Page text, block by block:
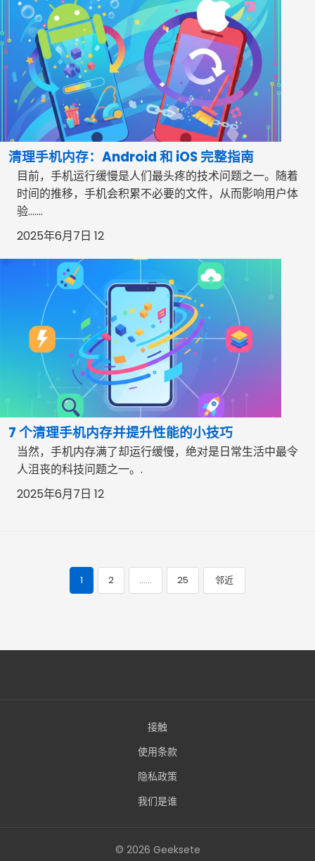
清理手机内存：Android 和 iOS 完整指南
目前，手机运行缓慢是人们最头疼的技术问题之一。随着
时间的推移，手机会积累不必要的文件，从而影响用户体
验…….
2025年6月7日 12
7 个清理手机内存并提升性能的小技巧
当然，手机内存满了却运行缓慢，绝对是日常生活中最令
人沮丧的科技问题之一。.
2025年6月7日 12
帖
导
1 2 …… 25 邻近
接触
使用条款
隐私政策
我们是谁
© 2026 Geeksete